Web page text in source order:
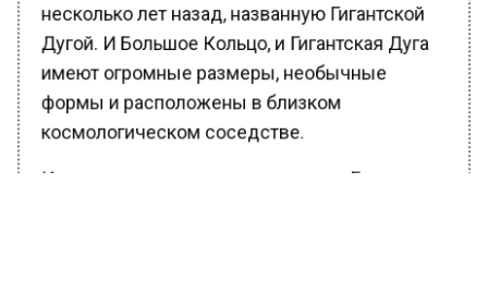
несколько лет назад, названную Гигантской
Дугой. И Большое Кольцо, и Гигантская Дуга
имеют огромные размеры, необычные
формы и расположены в близком
космологическом соседстве.